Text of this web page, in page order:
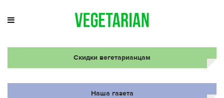
Скидки вегетарианцам
Наша газета